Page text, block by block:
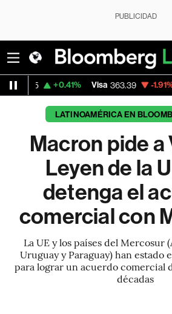
PUBLICIDAD
Visa 363.39 -1.91%
LATINOAMÉRICA EN
Macron pide a
Leyen de la
detenga el
comercial con
La UE y los países del Mercosur
Uruguay y Paraguay) han estado
para lograr un acuerdo comercial
décadas